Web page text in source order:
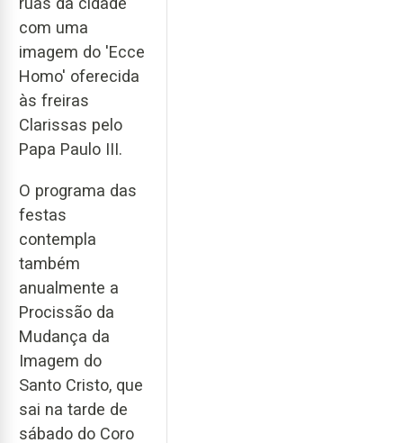
com uma
imagem do 'Ecce
Homo' oferecida
às freiras
Clarissas pelo
Papa Paulo III.
O programa das
festas
contempla
também
anualmente a
Procissão da
Mudança da
Imagem do
Santo Cristo, que
sai na tarde de
sábado do Coro